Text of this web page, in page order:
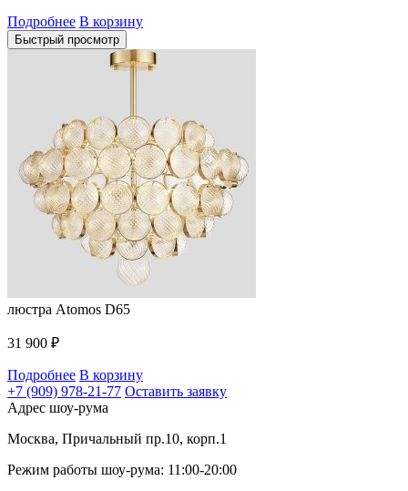
Подробнее В корзину
Быстрый просмотр
люстра Atomos D65
31 900 ₽
Подробнее В корзину
+7 (909) 978-21-77 Оставить заявку
Адрес шоу-рума
Москва, Причальный пр.10, корп.1
Режим работы шоу-рума: 11:00-20:00